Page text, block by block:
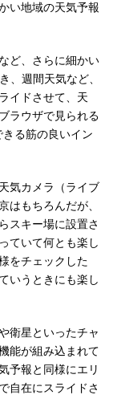
い地域の天気予報
ど、さらに細かい
、週間天気など、
イドさせて、天
ラウザで見られる
る筋の良いイン
気カメラ（ライブ
はもちろんだが、
スキー場に設置さ
ていて何とも楽し
をチェックした
いうときにも楽し
衛星といったチャ
能が組み込まれて
予報と同様にエリ
自在にスライドさ